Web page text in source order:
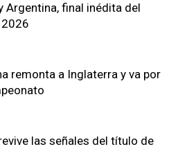
Argentina, final inédita del
remonta a Inglaterra y va por
las señales del título de